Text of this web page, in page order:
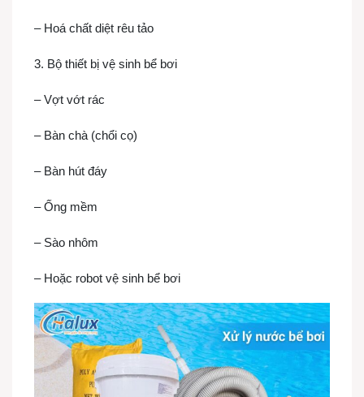
– Hoá chất diệt rêu tảo
3. Bộ thiết bị vệ sinh bể bơi
– Vợt vớt rác
– Bàn chà (chổi cọ)
– Bàn hút đáy
– Ống mềm
– Sào nhôm
– Hoặc robot vệ sinh bể bơi